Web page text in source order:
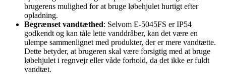
brugerens mulighed for at bruge løbehjulet hurtigt efter
opladning.
Begrænset vandtæthed: Selvom E-5045FS er IP54
godkendt og kan tåle lette vanddråber, kan det være en
ulempe sammenlignet med produkter, der er mere vandtætte.
Dette betyder, at brugeren skal være forsigtig med at bruge
løbehjulet i regnvejr eller våde forhold, da det ikke er fuldt
vandtæt.